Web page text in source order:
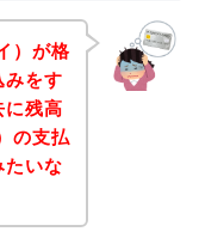
）が格
みをす
に残高
の支払
たいな